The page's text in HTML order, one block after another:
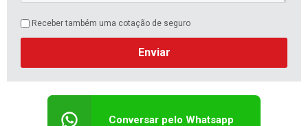
Receber também uma cotação de seguro
Enviar
Conversar pelo Whatsapp